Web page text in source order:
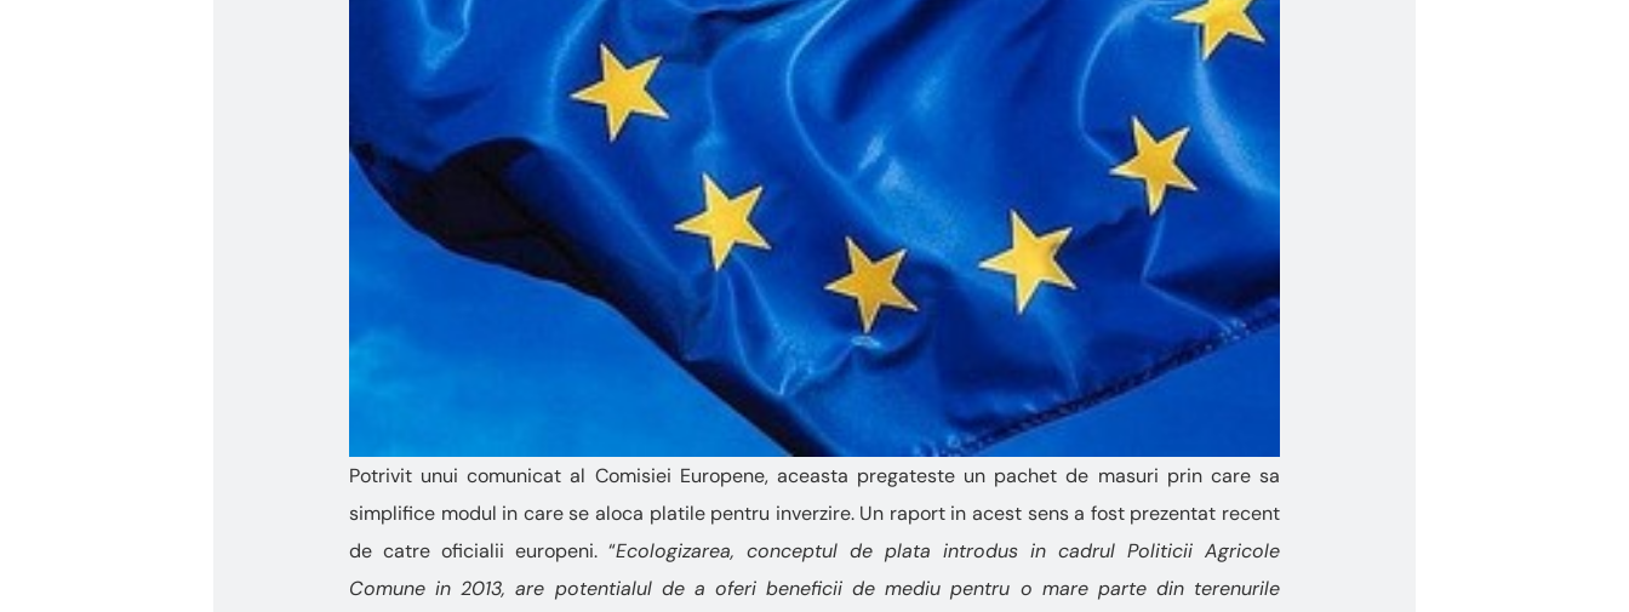
Potrivit unui comunicat al Comisiei Europene, aceasta pregateste un pachet de masuri prin care sa
simplifice modul in care se aloca platile pentru inverzire. Un raport in acest sens a fost prezentat recent
de catre oficialii europeni. “Ecologizarea, conceptul de plata introdus in cadrul Politicii Agricole
Comune in 2013, are potentialul de a oferi beneficii de mediu pentru o mare parte din terenurile